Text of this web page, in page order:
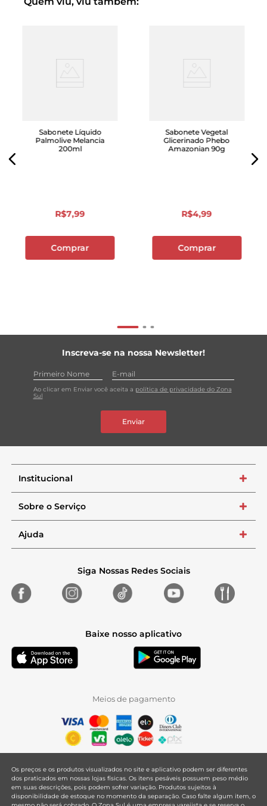
Sabonete Líquido
Palmolive Melancia
200ml
R$7,99
Comprar
Sabonete Vegetal
Glicerinado Phebo
Amazonian 90g
R$4,99
Comprar
Inscreva-se na nossa Newsletter!
Ao clicar em Enviar você aceita a política de privacidade do Zona
Sul
Enviar
Institucional +
Sobre o Serviço +
Ajuda +
Siga Nossas Redes Sociais
Baixe nosso aplicativo
Meios de pagamento
Os preços e os produtos visualizados no site e aplicativo podem ser diferentes
dos praticados em nossas lojas físicas. Os itens pesáveis possuem peso médio
em suas descrições, pois podem sofrer variação. Produtos sujeitos à
disponibilidade de estoque no momento da separação. Caso falte algum item, o